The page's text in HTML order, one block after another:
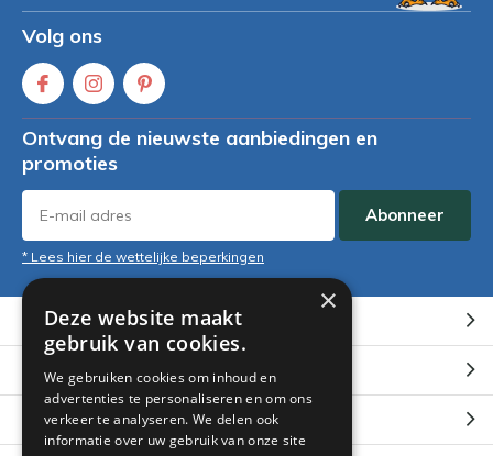
Volg ons
Ontvang de nieuwste aanbiedingen en
promoties
Abonneer
* Lees hier de wettelijke beperkingen
Klantenservice
Mijn account
Categorieën
×
Deze website maakt
gebruik van cookies.
We gebruiken cookies om inhoud en
advertenties te personaliseren en om ons
verkeer te analyseren. We delen ook
informatie over uw gebruik van onze site